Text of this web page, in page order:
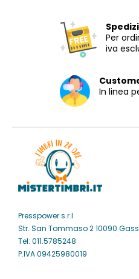
Per
iva
In linea
Presspower s.r.l
Str. San Tommaso 2 10090
Tel: 011.5785248
P.IVA 09425980019